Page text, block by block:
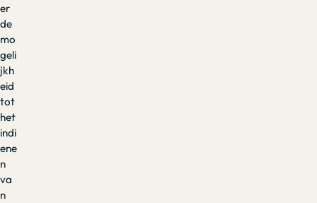
er
de
mo
geli
jkh
eid
tot
het
indi
ene
n
va
n